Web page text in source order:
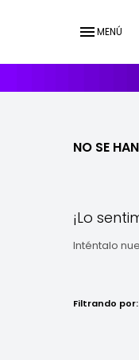
menuMENÚ
NO SE
¡Lo
Inténtalo
Filtrando por: